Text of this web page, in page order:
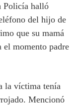
Policía halló
del hijo de
que su mamá
el momento padre
la víctima tenía
Mencionó